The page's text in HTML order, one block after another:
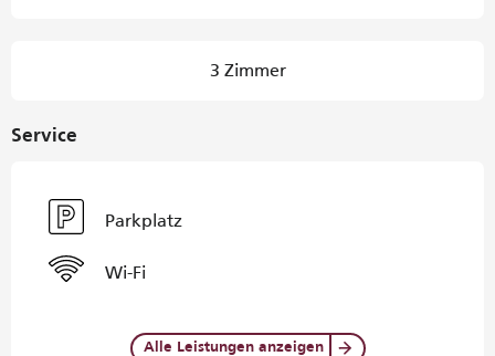
3 Zimmer
Service
Parkplatz
Wi-Fi
Alle Leistungen anzeigen